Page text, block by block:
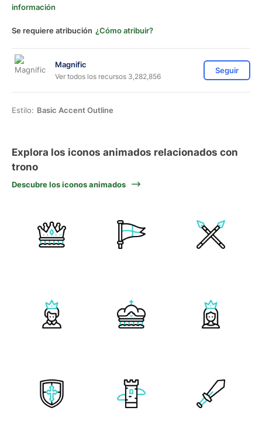
información
Se requiere atribución ¿Cómo atribuir?
Magnific
Ver todos los recursos 3,282,856
Seguir
Estilo: Basic Accent Outline
Explora los iconos animados relacionados con
trono
Descubre los iconos animados